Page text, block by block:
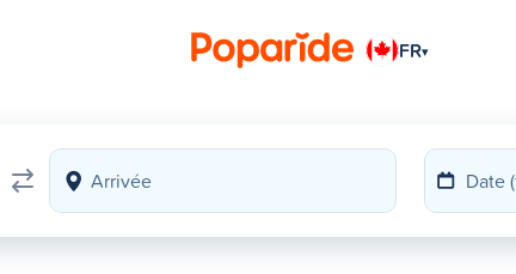
FR▾